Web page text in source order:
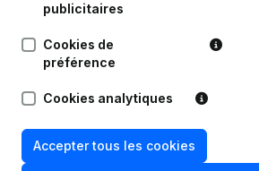
Cessation,
Reorganisation
Statuts
Autres
Demissions,
publicitaires
Cookies de
préférence
Cookies analytiques
Accepter tous les cookies